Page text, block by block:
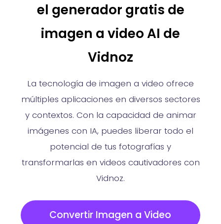
el generador gratis de
imagen a video AI de
Vidnoz
La tecnología de imagen a video ofrece
múltiples aplicaciones en diversos sectores
y contextos. Con la capacidad de animar
imágenes con IA, puedes liberar todo el
potencial de tus fotografías y
transformarlas en videos cautivadores con
Vidnoz.
Convertir Imagen a Video